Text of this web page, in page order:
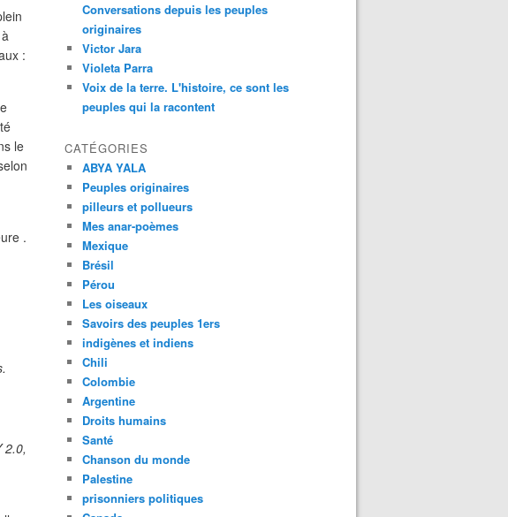
:
le
.
2.0,
Conversations depuis les peuples
originaires
Victor Jara
Violeta Parra
Voix de la terre. L'histoire, ce sont les
peuples qui la racontent
CATÉGORIES
ABYA YALA
Peuples originaires
pilleurs et pollueurs
Mes anar-poèmes
Mexique
Brésil
Pérou
Les oiseaux
Savoirs des peuples 1ers
indigènes et indiens
Chili
Colombie
Argentine
Droits humains
Santé
Chanson du monde
Palestine
prisonniers politiques